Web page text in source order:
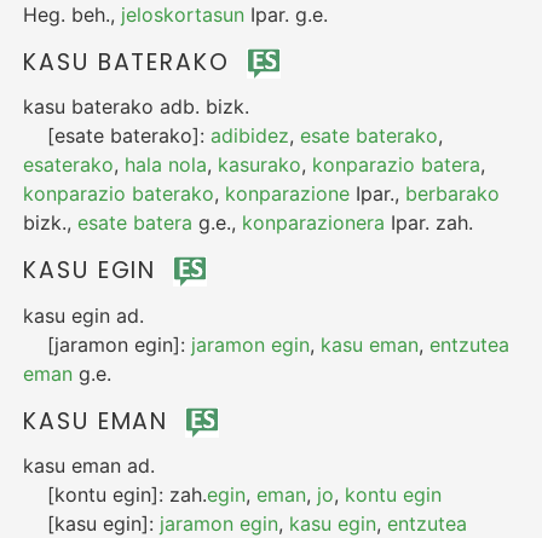
Heg. beh., jeloskortasun Ipar. g.e.
KASU BATERAKO
kasu baterako adb. bizk.
[esate baterako]:adibidez,esate baterako,
esaterako, hala nola, kasurako, konparazio batera,
konparazio baterako, konparazione Ipar., berbarako
bizk.,esate batera g.e., konparazionera Ipar. zah.
KASU EGIN
kasu egin ad.
[jaramon egin]: jaramon egin, kasu eman,entzutea
eman g.e.
KASU EMAN
kasu eman ad.
[kontu egin]: zah.egin,eman, jo, kontu egin
[kasu egin]: jaramon egin, kasu egin,entzutea